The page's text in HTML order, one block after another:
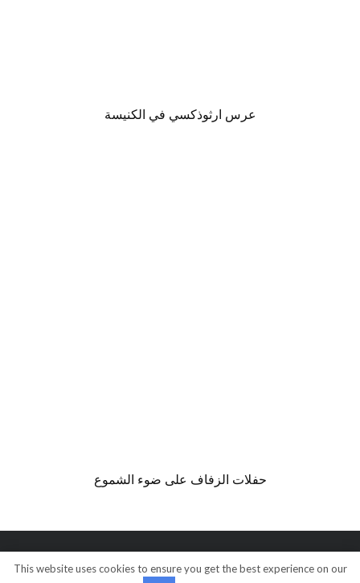
عرس ارثوذكسي في الكنيسة
حفلات الزفاف على ضوء الشموع
This website uses cookies to ensure you get the best experience on our